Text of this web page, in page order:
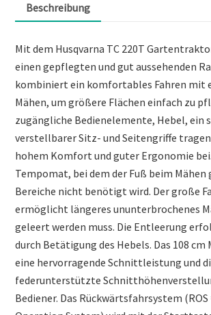
Beschreibung
Mit dem Husqvarna TC 220T
einen gepflegten und gut aussehenden
kombiniert ein komfortables Fahren mit
Mähen, um größere Flächen einfach zu
zugängliche Bedienelemente, Hebel, ein
verstellbarer Sitz- und Seitengriffe
hohem Komfort und guter Ergonomie
Tempomat, bei dem der Fuß beim
Bereiche nicht benötigt wird. Der große
ermöglicht längeres ununterbrochenes
geleert werden muss. Die Entleerung
durch Betätigung des Hebels. Das 108
eine hervorragende Schnittleistung und
federunterstützte
Bediener. Das Rückwärtsfahrsystem (ROS